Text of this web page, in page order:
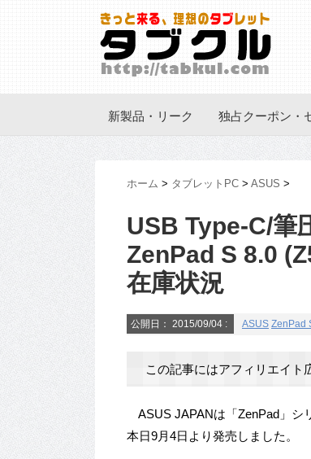
新製品・リーク 独占クーポン・
ホーム > タブレットPC > ASUS >
USB Type-C/筆
ZenPad S 8.0
在庫状況
公開日： 2015/09/04 : ASUS ZenPad
この記事にはアフィリエイト
ASUS JAPANは「ZenPad」シ
本日9月4日より発売しました。